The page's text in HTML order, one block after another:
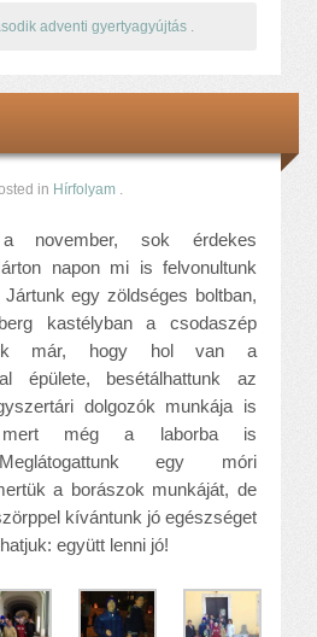
adventi gyertyagyújtás .
in Hírfolyam .
november, sok érdekes
napon mi is felvonultunk
egy zöldséges boltban,
kastélyban a csodaszép
már, hogy hol van a
épülete, besétálhattunk az
dolgozók munkája is
mert még a laborba is
egy móri
a borászok munkáját, de
kívántunk jó egészséget
együtt lenni jó!